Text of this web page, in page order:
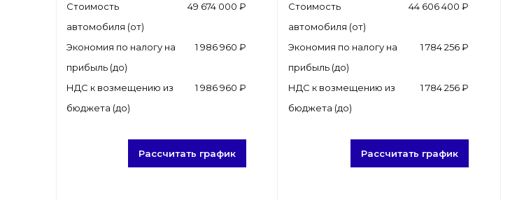
Стоимость
автомобиля (от)
49 674 000 ₽
Экономия по налогу на
прибыль (до)
1 986 960 ₽
НДС к возмещению из
бюджета (до)
1 986 960 ₽
Рассчитать график
Стоимость
автомобиля (от)
44 606 400 ₽
Экономия по налогу на
прибыль (до)
1 784 256 ₽
НДС к возмещению из
бюджета (до)
1 784 256 ₽
Рассчитать график